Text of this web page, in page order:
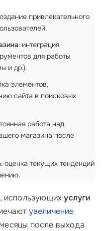
привлекательного
: интеграция
для работы
и др.).
элементов,
сайта в поисковых
работа над
магазина после
: оценка текущих тенденций
использующихуслуги
увеличение
после выхода